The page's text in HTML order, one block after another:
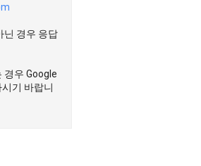
닌 경우 응답
경우 Google
기 바랍니